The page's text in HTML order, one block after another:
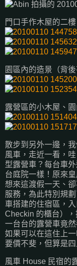
門口手作木屋的二
園區內的造景（背
露營區的小木屋、
散步到另外一邊，
風車，走近一看，
型露營車？每台車
台庭院一樣！原來
想來這渡假一天、
服務，為此特別規劃
車搭建的住宿區，
Checkin 的櫃台）
一台台的露營車竟
如果可以在這住上
要價不斐，但算是四
風車 House 民宿的